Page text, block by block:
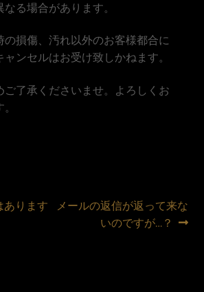
る場合があります。
の損傷、汚れ以外のお客様都合に
ャンセルはお受け致しかねます。
ご了承くださいませ。よろしくお
あります
다
メールの返信が返って来な
いのですが…？